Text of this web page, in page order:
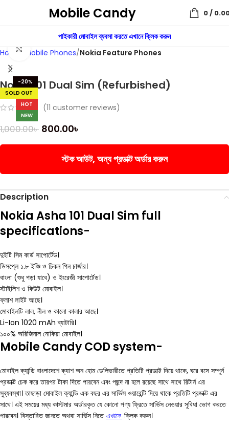
Mobile Candy 0/
পাইকারী মোবাইল ব্যবসা করতে এখানে ক্লিক করুন
Home
Mobile Phones Nokia Feature Phones
-20%
SOLD OUT
HOT
NEW
Click to enlarge
Nokia 101 Dual Sim (Refurbished)
(11 customer reviews)
1,000.00৳ 800.00৳
স্টক আউট, অন্য প্রডাক্ট অর্ডার করুন
Description
Nokia Asha 101 Dual Sim full
specifications-
দুইটি সিম কার্ড সাপোর্টেড।
ডিসপ্লে ১.৮ ইঞ্চি ও চিকন পিন চার্জার।
বাংলা (শুধু পড়া যাবে) ও ইংরেজী সাপোর্টেড।
স্টাইলিশ ও কিউট মোবাইল।
ফ্লাশ লাইট আছে।
মোবাইলটি লাল, নীল ও কালো কালার আছে।
Li-Ion 1020 mAh ব্যাটারি।
১০০% অরিজিনাল নোকিয়া মোবাইল।
Mobile Candy COD system-
মোবাইল ক্যান্ডি বাংলাদেশে ক্যাশ অন হোম ডেলিভারীতে প্রতিটি প্রডাক্ট দিয়ে থাকে, ঘরে বসে সম্পূর্ন
প্রডাক্ট চেক করে তারপর টাকা দিতে পারবেন এবং পছন্দ না হলে রয়েছে সাথে সাথে রিটার্ন এর
সুব্যবস্থা। তাছাড়া মোবাইল ক্যান্ডি এক বছর এর সার্ভিস ওয়ারেন্টি দিয়ে থাকে প্রতিটি প্রডাক্ট এর
সাথে। এই সময়ের মধ্য কাস্টমার অর্ডারকৃত যে কোনো পণ্য ফ্রিতে সার্ভিস নেওয়ার সুবিধা ভোগ করতে
পারবেন। বিস্তারিত জানতে অথবা সার্ভিস নিতে এখানে ক্লিক করুন।